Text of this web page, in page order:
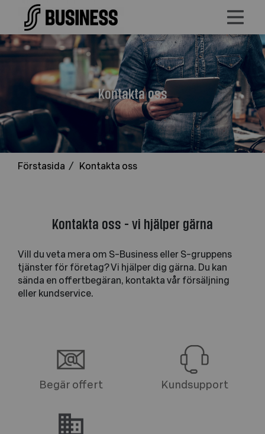
Kontakta oss
Förstasida / Kontakta oss
Kontakta oss - vi hjälper gärna
Vill du veta mera om S-Business eller S-gruppens
tjänster för företag? Vi hjälper dig gärna. Du kan
sända en offertbegäran, kontakta vår försäljning
eller kundservice.
Begär offert Kundsupport